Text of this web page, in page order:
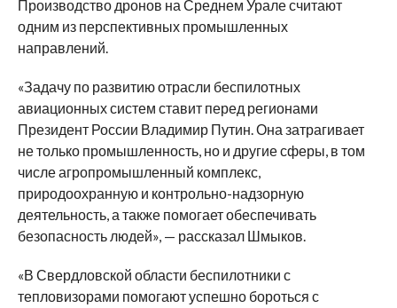
Производство дронов на Среднем Урале считают
одним из перспективных промышленных
направлений.
«Задачу по развитию отрасли беспилотных
авиационных систем ставит перед регионами
Президент России Владимир Путин. Она затрагивает
не только промышленность, но и другие сферы, в том
числе агропромышленный комплекс,
природоохранную и контрольно-надзорную
деятельность, а также помогает обеспечивать
безопасность людей», — рассказал Шмыков.
«В Свердловской области беспилотники с
тепловизорами помогают успешно бороться с